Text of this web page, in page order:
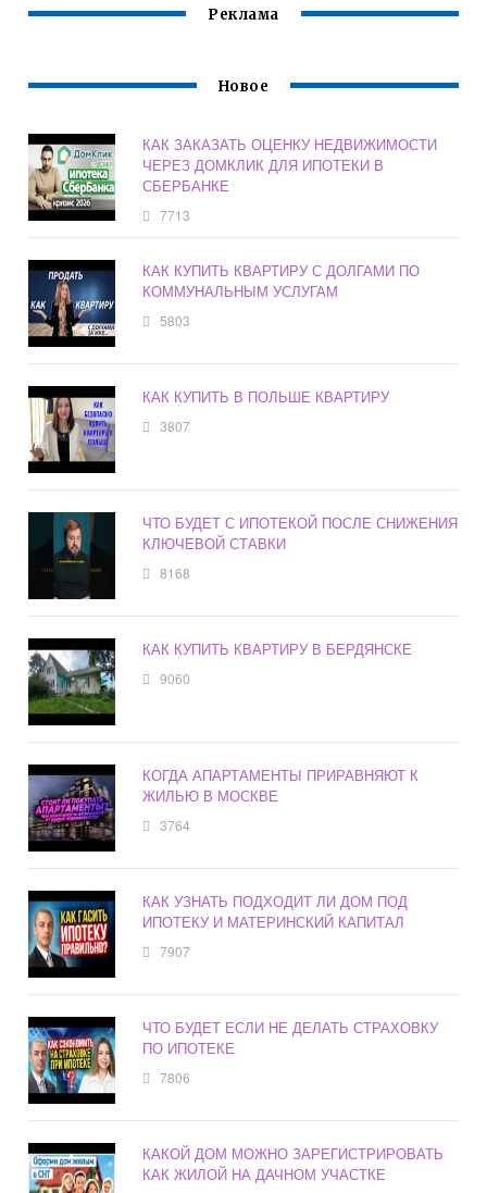
Реклама
Новое
КАК ЗАКАЗАТЬ ОЦЕНКУ НЕДВИЖИМОСТИ
ЧЕРЕЗ ДОМКЛИК ДЛЯ ИПОТЕКИ В
СБЕРБАНКЕ
7713
КАК КУПИТЬ КВАРТИРУ С ДОЛГАМИ ПО
КОММУНАЛЬНЫМ УСЛУГАМ
5803
КАК КУПИТЬ В ПОЛЬШЕ КВАРТИРУ
3807
ЧТО БУДЕТ С ИПОТЕКОЙ ПОСЛЕ СНИЖЕНИЯ
КЛЮЧЕВОЙ СТАВКИ
8168
КАК КУПИТЬ КВАРТИРУ В БЕРДЯНСКЕ
9060
КОГДА АПАРТАМЕНТЫ ПРИРАВНЯЮТ К
ЖИЛЬЮ В МОСКВЕ
3764
КАК УЗНАТЬ ПОДХОДИТ ЛИ ДОМ ПОД
ИПОТЕКУ И МАТЕРИНСКИЙ КАПИТАЛ
7907
ЧТО БУДЕТ ЕСЛИ НЕ ДЕЛАТЬ СТРАХОВКУ
ПО ИПОТЕКЕ
7806
КАКОЙ ДОМ МОЖНО ЗАРЕГИСТРИРОВАТЬ
КАК ЖИЛОЙ НА ДАЧНОМ УЧАСТКЕ